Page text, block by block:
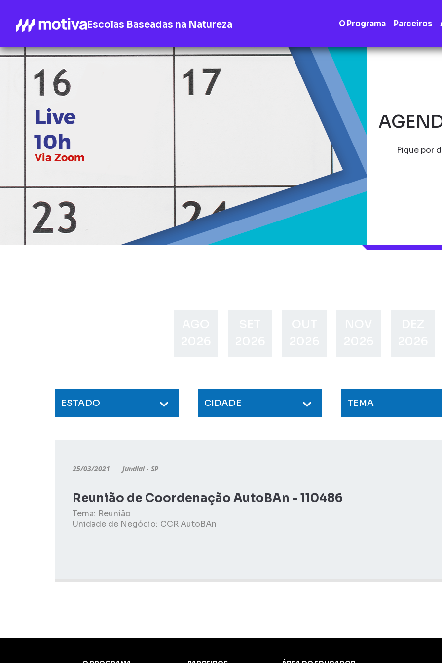
Escolas Baseadas na Natureza O Programa Parceiros
Fique por
ESTADO CIDADE TEMA
25/03/2021 Jundiai - SP
Reunião de Coordenação AutoBAn - 110486
Tema: Reunião
Unidade de Negócio: CCR AutoBAn